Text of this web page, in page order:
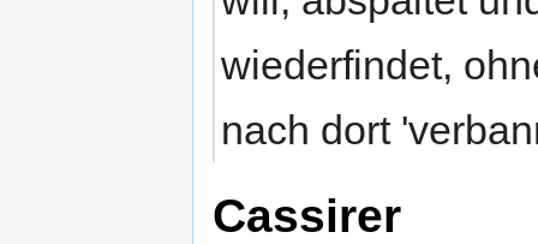
wiederfindet,
nach dort
Cassirer